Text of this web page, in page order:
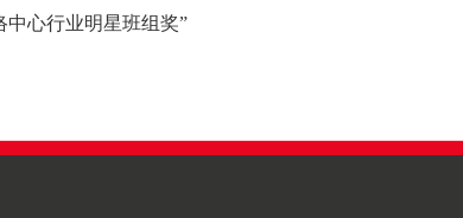
中心行业明星班组奖”